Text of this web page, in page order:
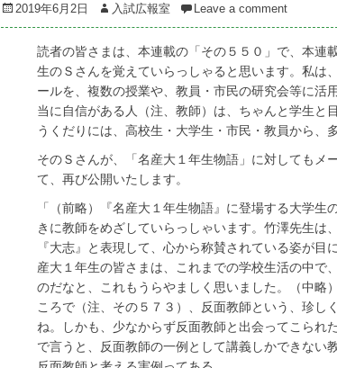
Posted
on
2019年6月2日 Author
入試広報室 Leave a comment
読者の皆さまは、本連載の「その５５０」で、本連
生のＳさんを覚えていらっしゃると思います。私は
ールを、複数の授業や、教員・市民の研究会等に活
当に自信がある人（注、教師）は、ちゃんと学生と
うくだりには、高校生・大学生・市民・教員から、
そのＳさんが、「名産大１年生物語」に対してもメ
て、再び公開いたします。
「（前略）『名産大１年生物語』に登場する大学
きに教師をめざしていらっしゃいます。竹澤先生は
『大志』と表現して、心から称賛されている姿が
産大１年生の皆さまは、これまでの学校生活の中で
のだなと、これもうらやましく思いました。（中略
ころで（注、その５７３）、反面教師という、珍し
ね。しかも、少なからず反面教師と出会ってこられ
で言うと、反面教師の一例として講義しかできない